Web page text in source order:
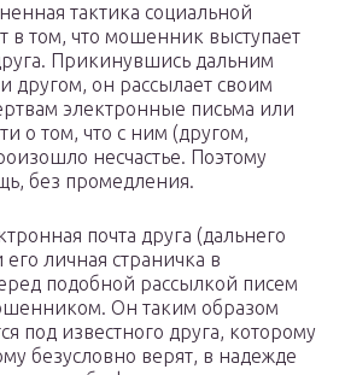
тактика социальной
в том, что мошенник выступает
Прикинувшись дальним
другом, он рассылает своим
электронные письма или
о том, что с ним (другом,
несчастье. Поэтому
без промедления.
почта друга (дальнего
личная страничка в
подобной рассылкой писем
Он таким образом
под известного друга, которому
безусловно верят, в надежде